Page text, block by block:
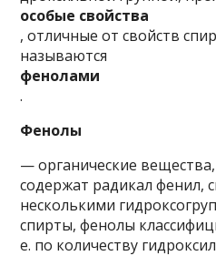
особые свойства
, отличные от свойств
называются
фенолами
.
Фенолы
— органические
содержат радикал фенил,
несколькими
спирты, фенолы
е. по количеству